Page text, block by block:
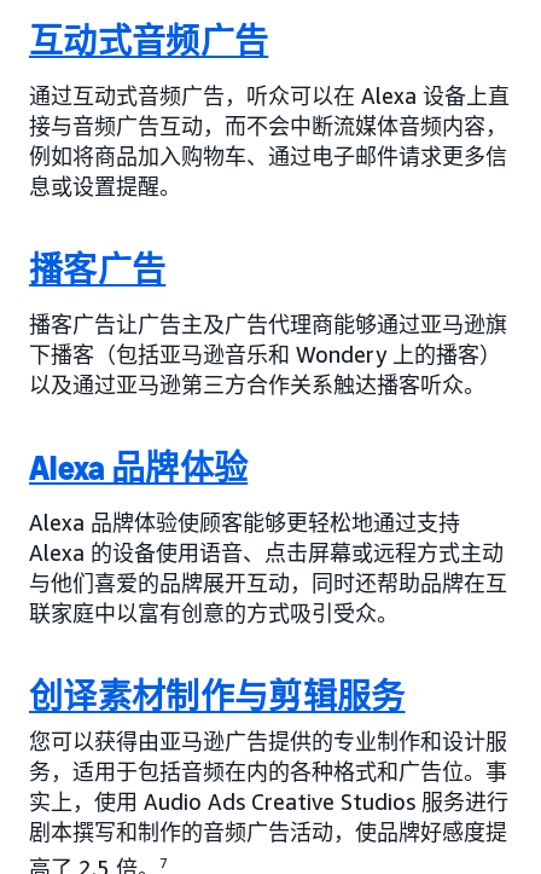
互动式音频广告
通过互动式音频广告，听众可以在 Alexa 设备上直
接与音频广告互动，而不会中断流媒体音频内容，
例如将商品加入购物车、通过电子邮件请求更多信
息或设置提醒。
播客广告
播客广告让广告主及广告代理商能够通过亚马逊旗
下播客（包括亚马逊音乐和 Wondery 上的播客）
以及通过亚马逊第三方合作关系触达播客听众。
Alexa 品牌体验
Alexa 品牌体验使顾客能够更轻松地通过支持
Alexa 的设备使用语音、点击屏幕或远程方式主动
与他们喜爱的品牌展开互动，同时还帮助品牌在互
联家庭中以富有创意的方式吸引受众。
创译素材制作与剪辑服务
您可以获得由亚马逊广告提供的专业制作和设计服
务，适用于包括音频在内的各种格式和广告位。事
实上，使用 Audio Ads Creative Studios 服务进行
剧本撰写和制作的音频广告活动，使品牌好感度提
高了 2.5 倍。
7